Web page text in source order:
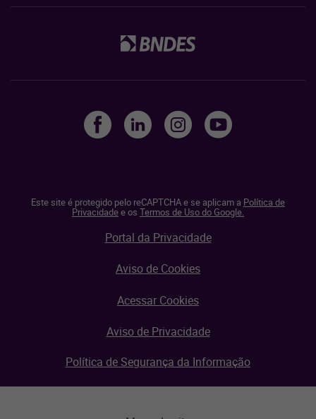
Este site é protegido pelo reCAPTCHA e se aplicam a Política de
Privacidadee os Termos de Uso do Google.
Portal da Privacidade
Aviso de Cookies
Acessar Cookies
Aviso de Privacidade
Política de Segurança da Informação